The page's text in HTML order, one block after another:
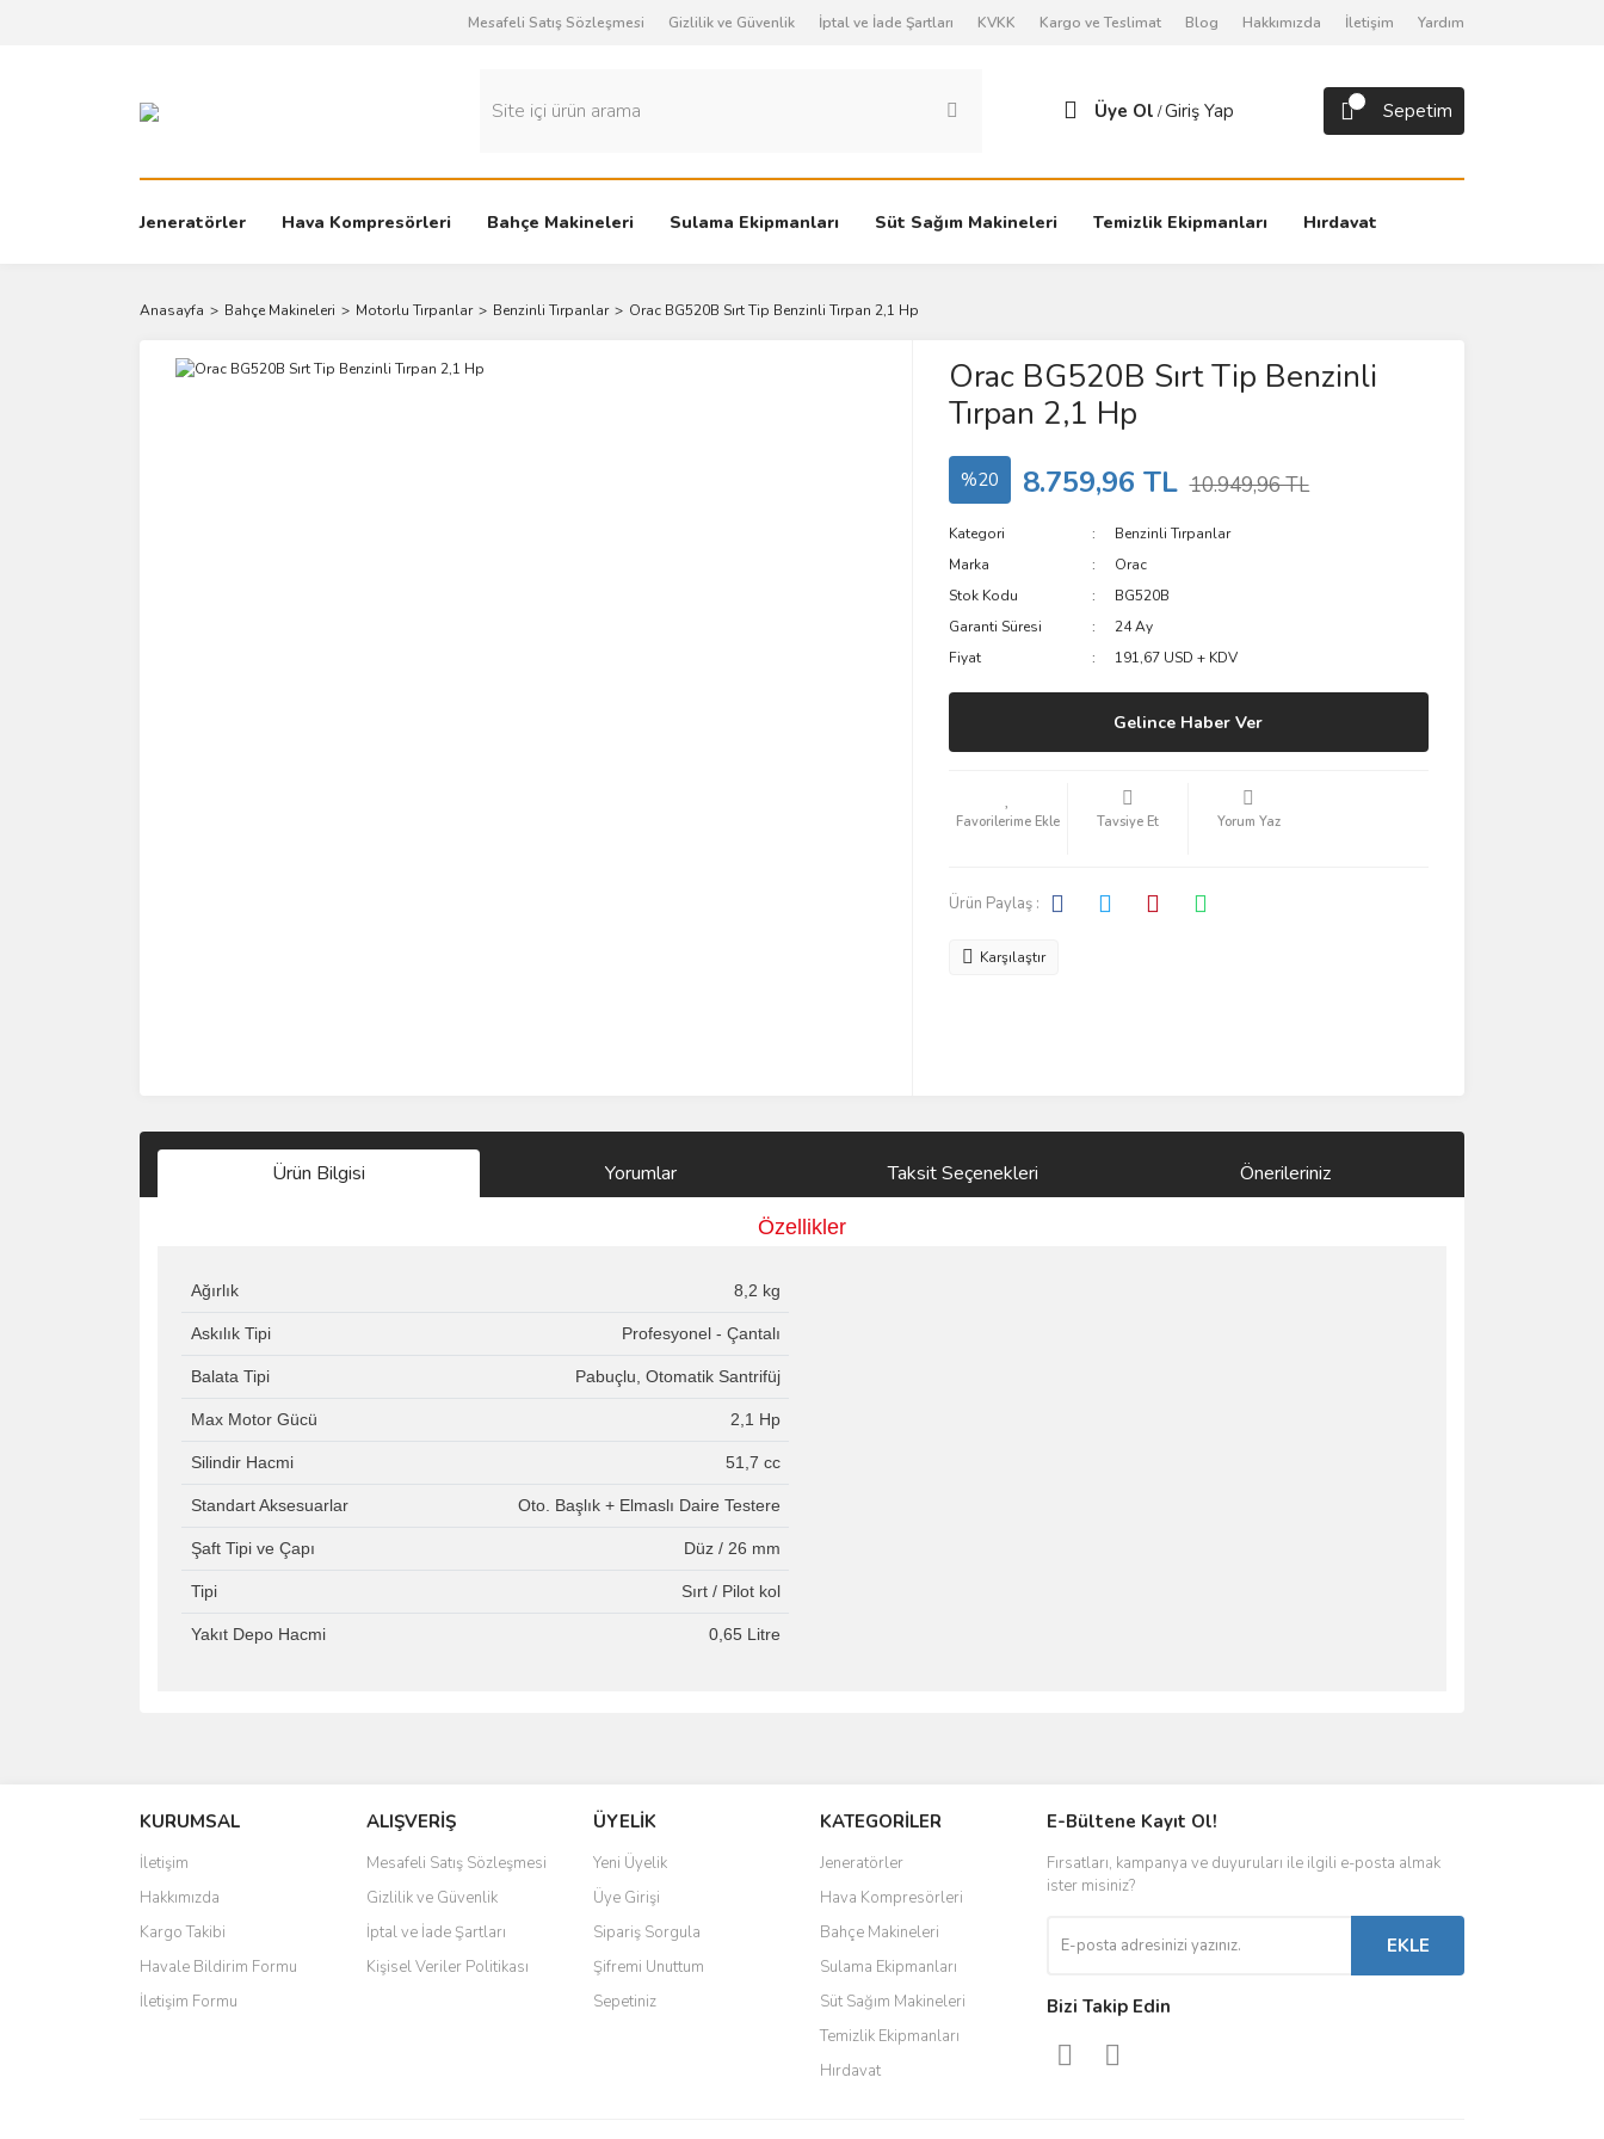
Mesafeli Satış Sözleşmesi Gizlilik ve Güvenlik İptal ve İade Şartları KVKK Kargo ve Teslimat Blog Hakkımızda İletişim Yardım
Üye Ol /Giriş Yap Sepetim
Jeneratörler Hava Kompresörleri Bahçe Makineleri Sulama Ekipmanları Süt Sağım Makineleri Temizlik Ekipmanları Hırdavat
Anasayfa Bahçe Makineleri Motorlu Tırpanlar Benzinli Tırpanlar Orac BG520B Sırt Tip Benzinli Tırpan 2,1 Hp
Orac BG520B Sırt Tip Benzinli
Tırpan 2,1 Hp
%20 8.759,96 TL 10.949,96 TL
Kategori
Benzinli Tırpanlar
Marka
Orac
Stok Kodu
BG520B
Garanti Süresi
24 Ay
Fiyat
191,67 USD + KDV
Gelince Haber Ver
Tavsiye Et Yorum Yaz
Ürün Paylaş :
Karşılaştır
Ürün Bilgisi Yorumlar Taksit Seçenekleri Önerileriniz
Özellikler
Ağırlık 8,2 kg
Askılık Tipi Profesyonel - Çantalı
Balata Tipi Pabuçlu, Otomatik Santrifüj
Max Motor Gücü 2,1 Hp
Silindir Hacmi 51,7 cc
Standart Aksesuarlar Oto. Başlık + Elmaslı Daire Testere
Şaft Tipi ve Çapı Düz / 26 mm
Tipi Sırt / Pilot kol
Yakıt Depo Hacmi 0,65 Litre
Ürün resmi kalitesiz, bozuk veya görüntülenemiyor.
Ürün açıklamasında eksik bilgiler bulunuyor.
Ürün bilgilerinde hatalar bulunuyor.
Ürün fiyatı diğer sitelerden daha pahalı.
Bu ürüne benzer farklı alternatifler olmalı.
KURUMSAL
İletişim
Hakkımızda
Kargo Takibi
Havale Bildirim Formu
İletişim Formu
ALIŞVERİŞ
Mesafeli Satış Sözleşmesi
Gizlilik ve Güvenlik
İptal ve İade Şartları
Kişisel Veriler Politikası
ÜYELİK
Yeni Üyelik
Üye Girişi
Sipariş Sorgula
Şifremi Unuttum
Sepetiniz
KATEGORİLER
Jeneratörler
Hava Kompresörleri
Bahçe Makineleri
Sulama Ekipmanları
Süt Sağım Makineleri
Temizlik Ekipmanları
Hırdavat
E-Bültene Kayıt Ol!
Fırsatları, kampanya ve duyuruları ile ilgili e-posta almak
ister misiniz?
EKLE
Bizi Takip Edin